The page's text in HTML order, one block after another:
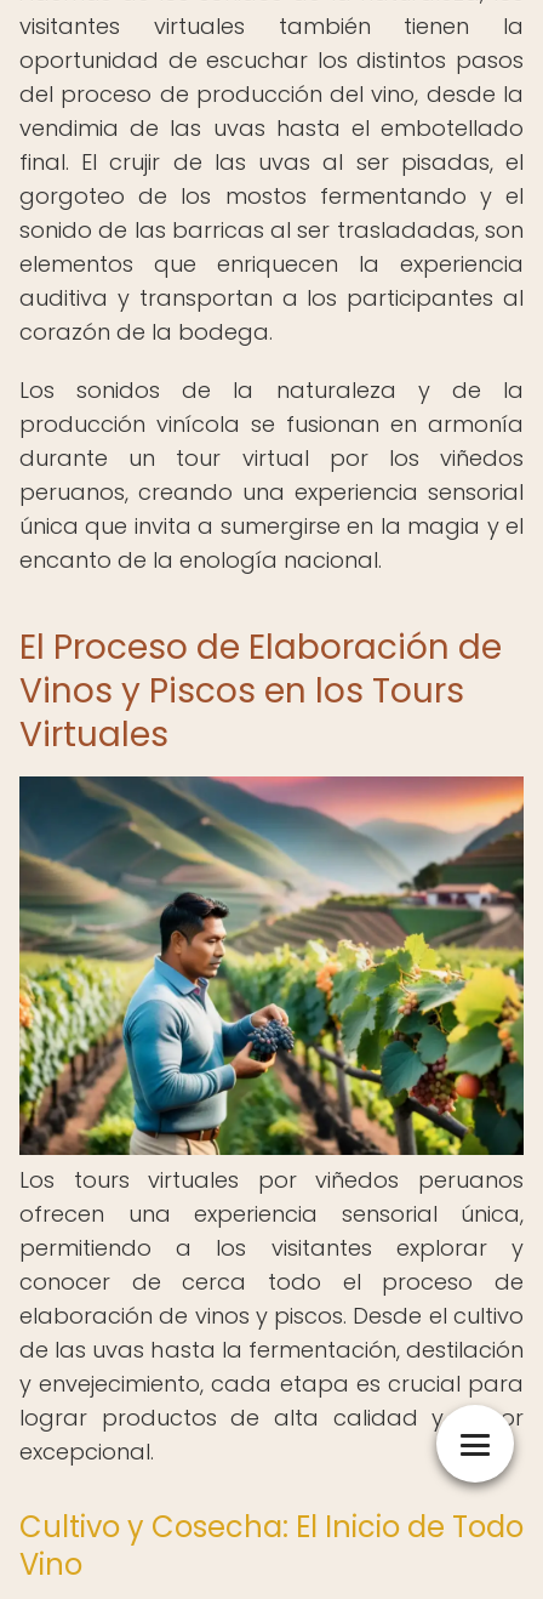
visitantes virtuales también tienen la
oportunidad de escuchar los distintos pasos
del proceso de producción del vino, desde la
vendimia de las uvas hasta el embotellado
final. El crujir de las uvas al ser pisadas, el
gorgoteo de los mostos fermentando y el
sonido de las barricas al ser trasladadas, son
elementos que enriquecen la experiencia
auditiva y transportan a los participantes al
corazón de la bodega.
Los sonidos de la naturaleza y de la
producción vinícola se fusionan en armonía
durante un tour virtual por los viñedos
peruanos, creando una experiencia sensorial
única que invita a sumergirse en la magia y el
encanto de la enología nacional.
El Proceso de Elaboración de
Vinos y Piscos en los Tours
Virtuales
Los tours virtuales por viñedos peruanos
ofrecen una experiencia sensorial única,
permitiendo a los visitantes explorar y
conocer de cerca todo el proceso de
elaboración de vinos y piscos. Desde el cultivo
de las uvas hasta la fermentación, destilación
y envejecimiento, cada etapa es crucial para
lograr productos de alta calidad y sabor
excepcional.
Cultivo y Cosecha: El Inicio de Todo
Vino